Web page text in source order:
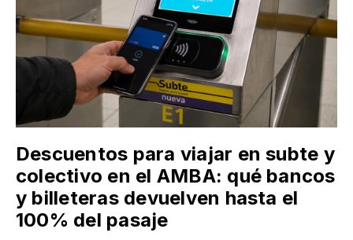
Descuentos para viajar en subte y
colectivo en el AMBA: qué bancos
y billeteras devuelven hasta el
100% del pasaje